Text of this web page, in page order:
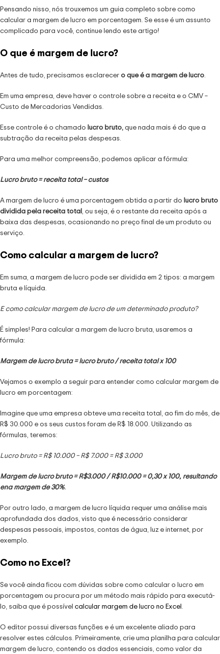
Pensando nisso, nós trouxemos um guia completo sobre como
calcular a margem de lucro em porcentagem. Se esse é um assunto
complicado para você, continue lendo este artigo!
O que é margem de lucro?
Antes de tudo, precisamos esclarecero que é a margem de lucro.
Em uma empresa, deve haver o controle sobre a receita e o CMV –
Custo de Mercadorias Vendidas.
Esse controle é o chamado lucro bruto,que nada mais é do que a
subtração da receita pelas despesas.
Para uma melhor compreensão, podemos aplicar a fórmula:
Lucro bruto = receita total – custos
A margem de lucro é uma porcentagem obtida a partir do lucro bruto
dividida pela receita total, ou seja, é o restante da receita após a
baixa das despesas, ocasionando no preço final de um produto ou
serviço.
Como calcular a margem de lucro?
Em suma, a margem de lucro pode ser dividida em 2 tipos: a margem
bruta e líquida.
E como calcular margem de lucro de um determinado produto?
É simples! Para calcular a margem de lucro bruta, usaremos a
fórmula:
Margem de lucro bruta = lucro bruto / receita total x 100
Vejamos o exemplo a seguir para entender como calcular margem de
lucro em porcentagem:
Imagine que uma empresa obteve uma receita total, ao fim do mês, de
R$ 30.000 e os seus custos foram de R$ 18.000. Utilizando as
fórmulas, teremos:
Lucro bruto = R$ 10.000 – R$ 7.000 = R$ 3.000
Margem de lucro bruto = R$3.000 / R$10.000 = 0,30 x 100, resultando
ena margem de 30%.
Por outro lado, a margem de lucro líquida requer uma análise mais
aprofundada dos dados, visto que é necessário considerar
despesas pessoais, impostos, contas de água, luz e internet, por
exemplo.
Como no Excel?
Se você ainda ficou com dúvidas sobre como calcular o lucro em
porcentagem ou procura por um método mais rápido para executá-
lo, saiba que é possível calcular margem de lucro no Excel.
O editor possui diversas funções e é um excelente aliado para
resolver estes cálculos. Primeiramente, crie uma planilha para calcular
margem de lucro, contendo os dados essenciais, como valor da